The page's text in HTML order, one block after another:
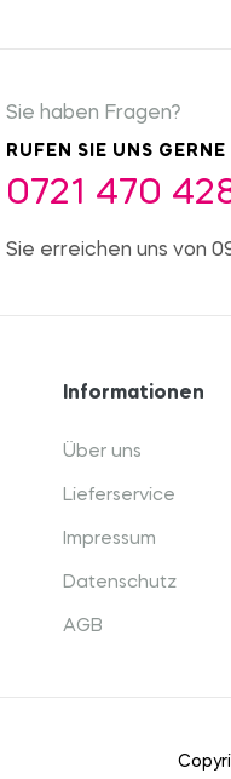
Sie haben Fragen?
RUFEN SIE UNS GERNE
0721 470
Sie erreichen uns von
Informationen
Über uns
Lieferservice
Impressum
Datenschutz
AGB